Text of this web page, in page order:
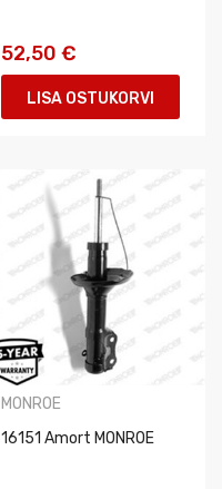
52,50 €
LISA OSTUKORVI
MONROE
16151 Amort MONROE